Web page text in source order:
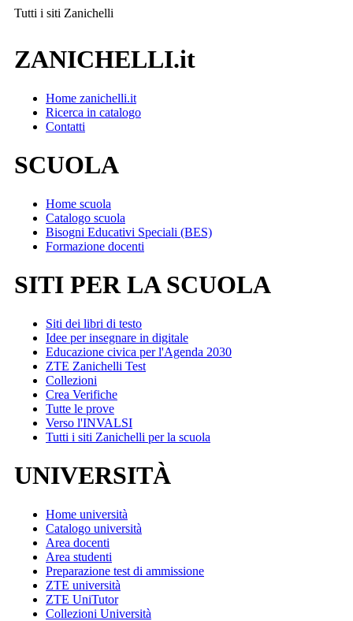
Tutti i siti Zanichelli
ZANICHELLI.it
Home zanichelli.it
Ricerca in catalogo
Contatti
SCUOLA
Home scuola
Catalogo scuola
Bisogni Educativi Speciali (BES)
Formazione docenti
SITI PER LA SCUOLA
Siti dei libri di testo
Idee per insegnare in digitale
Educazione civica per l'Agenda 2030
ZTE Zanichelli Test
Collezioni
Crea Verifiche
Tutte le prove
Verso l'INVALSI
Tutti i siti Zanichelli per la scuola
UNIVERSITÀ
Home università
Catalogo università
Area docenti
Area studenti
Preparazione test di ammissione
ZTE università
ZTE UniTutor
Collezioni Università